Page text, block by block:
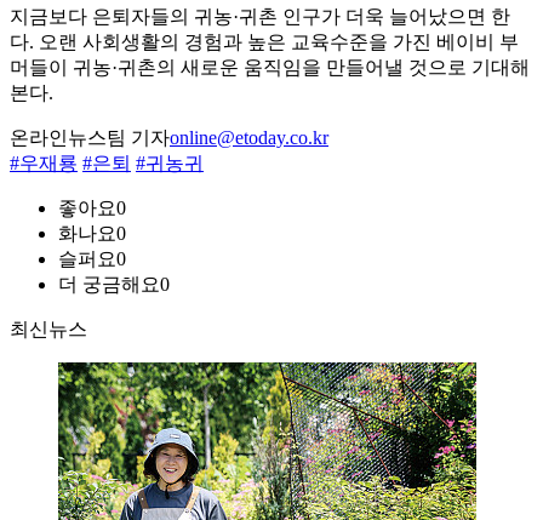
지금보다 은퇴자들의 귀농·귀촌 인구가 더욱 늘어났으면 한
다. 오랜 사회생활의 경험과 높은 교육수준을 가진 베이비 부
머들이 귀농·귀촌의 새로운 움직임을 만들어낼 것으로 기대해
본다.
온라인뉴스팀 기자online@etoday.co.kr
#우재룡 #은퇴 #귀농귀
좋아요0
화나요0
슬퍼요0
더 궁금해요0
최신뉴스